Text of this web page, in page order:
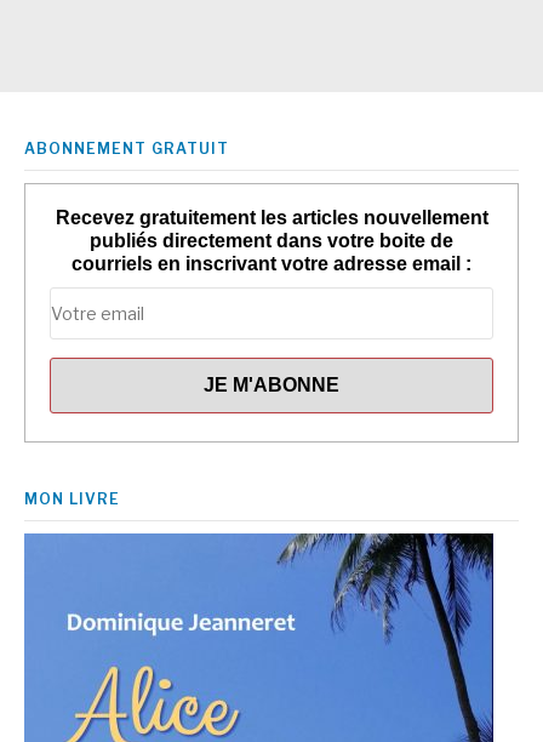
ABONNEMENT GRATUIT
Recevez gratuitement les articles nouvellement
publiés directement dans votre boite de
courriels en inscrivant votre adresse email :
MON LIVRE